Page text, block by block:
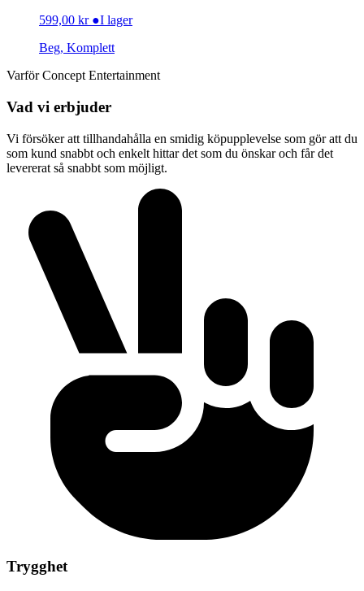
599,00 kr ●I lager
Beg, Komplett
Varför Concept Entertainment
Vad vi erbjuder
Vi försöker att tillhandahålla en smidig köpupplevelse som gör att du
som kund snabbt och enkelt hittar det som du önskar och får det
levererat så snabbt som möjligt.
Trygghet